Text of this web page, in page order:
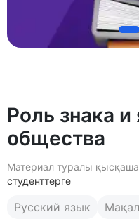
Poль знaкa
oбщecтвa
Материал туралы қысқаша
студенттерге
Русский язык